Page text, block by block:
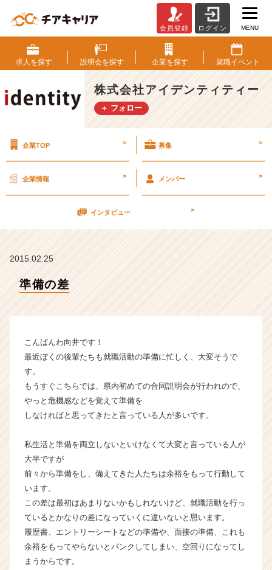
備
の
差
【株
式
会
デ
ィ
テ
イ
|
ベ
ャ
ー・
成
企
ら
カ
ウ
ト
が
会員登録 ログイン MENU
求人を探す 説明会を探す 企業を探す 就職イベント
株式会社アイデンティティー
＋ フォロー
企業TOP > 募集 >
企業情報 > メンバー >
インタビュー >
2015.02.25
準備の差
こんばんわ向井です！
最近ぼくの後輩たちも就職活動の準備に忙しく、大変そうで
す。
もうすぐこちらでは、県内初めての合同説明会が行われので、
やっと危機感などを覚えて準備を
しなければと思ってきたと言っている人が多いです。
私生活と準備を両立しないといけなくて大変と言っている人が
大半ですが
前々から準備をし、備えてきた人たちは余裕をもって行動して
います。
この差は最初はあまりないかもしれないけど、就職活動を行っ
ているとかなりの差になっていくに違いないと思います。
履歴書、エントリーシートなどの準備や、面接の準備、これも
余裕をもってやらないとパンクしてしまい、空回りになってし
まうからです。